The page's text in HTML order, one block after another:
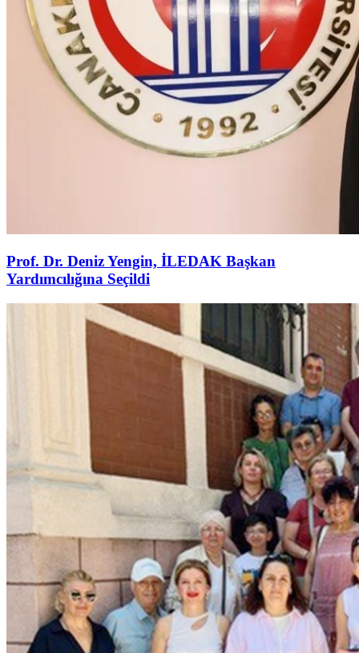
Prof. Dr. Deniz Yengin, İLEDAK Başkan
Yardımcılığına Seçildi